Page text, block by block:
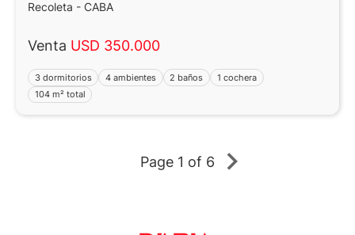
Recoleta - CABA
Venta USD 350.000
3 dormitorios 4 ambientes 2 baños
1 cochera
104 m² total
Page 1 of 6